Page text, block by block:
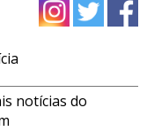
notícias do